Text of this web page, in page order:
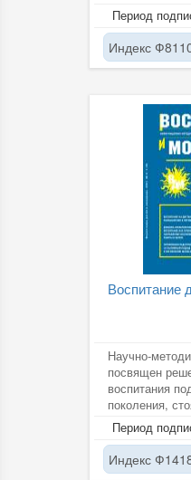
игры, советы
призовые...
Период
Индекс
Воспитание
Научно-
посвящен
воспитания
поколения,
родителями,
обществом.
Период
Индекс